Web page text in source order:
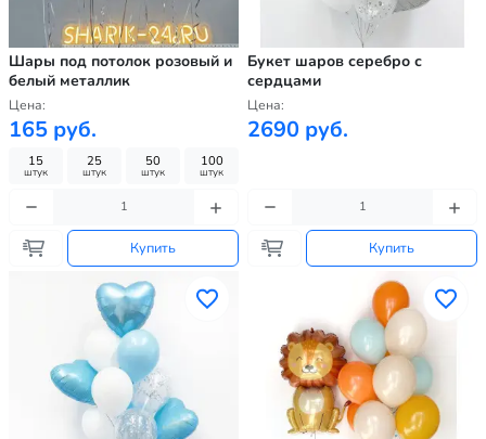
Шары под потолок розовый и
белый металлик
Цена:
165 руб.
15
штук
25
штук
50
штук
100
штук
Купить
Букет шаров серебро с
сердцами
Цена:
2690 руб.
Купить